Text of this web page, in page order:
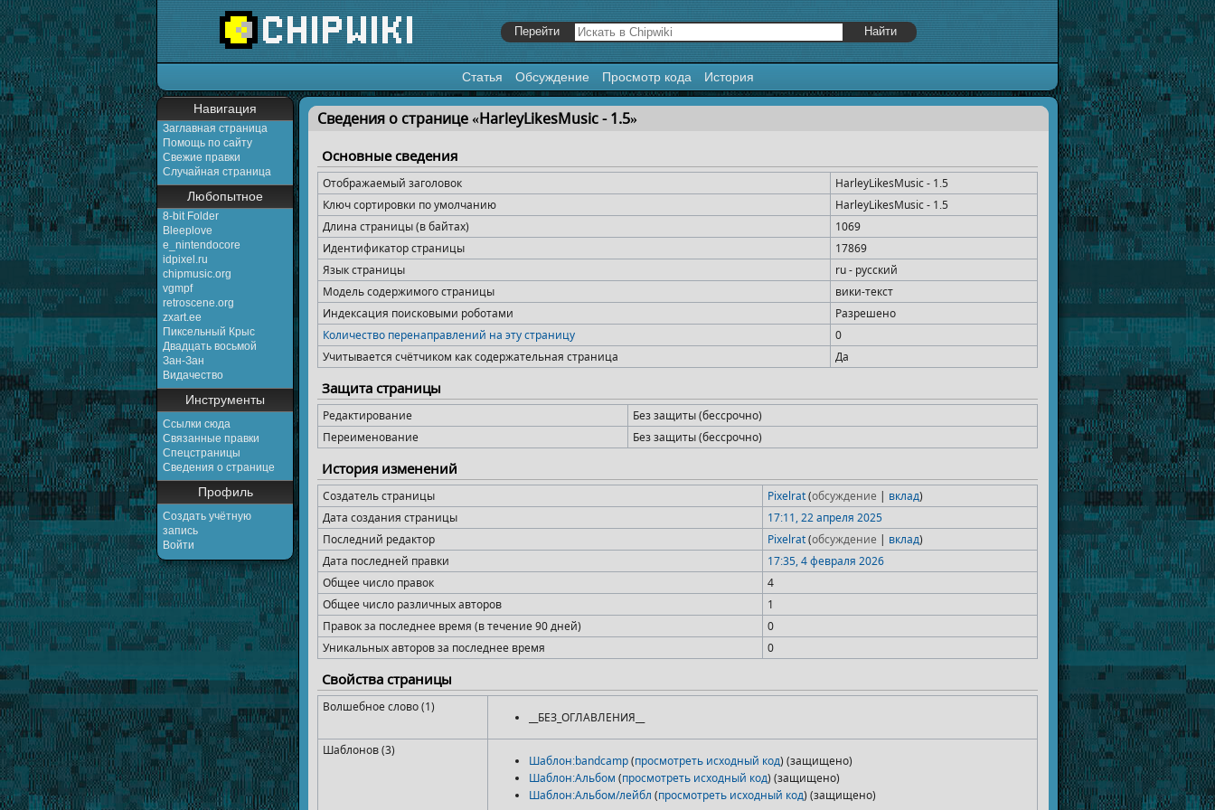
Статья Обсуждение Просмотр кода История
Навигация
Заглавная страница
Помощь по сайту
Свежие правки
Случайная страница
Любопытное
8-bit Folder
Bleeplove
e_nintendocore
idpixel.ru
chipmusic.org
vgmpf
retroscene.org
zxart.ee
Пиксельный Крыс
Двадцать восьмой
Зан-Зан
Видачество
Инструменты
Ссылки сюда
Связанные правки
Спецстраницы
Сведения о странице
Профиль
Создать учётную
запись
Войти
Перейти к:навигация,поиск
Сведения о странице «HarleyLikesMusic - 1​.​5»
Основные сведения
Отображаемый заголовок
HarleyLikesMusic - 1​.​5
Ключ сортировки по умолчанию
HarleyLikesMusic - 1​.​5
Длина страницы (в байтах)
1069
Идентификатор страницы
17869
Язык страницы
ru - русский
Модель содержимого страницы
вики-текст
Индексация поисковыми роботами
Разрешено
Количество перенаправлений на эту страницу
0
Учитывается счётчиком как содержательная страница
Да
Защита страницы
Редактирование
Без защиты (бессрочно)
Переименование
Без защиты (бессрочно)
История изменений
Создатель страницы Pixelrat(обсуждение | вклад)
Дата создания страницы
17:11, 22 апреля 2025
Последний редактор
Pixelrat(обсуждение | вклад)
Дата последней правки
17:35, 4 февраля 2026
Общее число правок
4
Общее число различных авторов
1
Правок за последнее время (в течение 90 дней)
0
Уникальных авторов за последнее время
0
Свойства страницы
Волшебное слово (1)
__БЕЗ_ОГЛАВЛЕНИЯ__
Шаблонов (3)
Шаблон:bandcamp(просмотреть исходный код) (защищено)
Шаблон:Альбом (просмотреть исходный код) (защищено)
Шаблон:Альбом/лейбл (просмотреть исходный код) (защищено)